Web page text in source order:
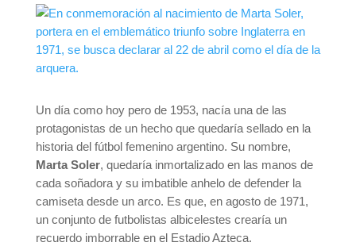
Un día como hoy pero de 1953, nacía una de las
protagonistas de un hecho que quedaría sellado en la
historia del fútbol femenino argentino. Su nombre,
Marta Soler, quedaría inmortalizado en las manos de
cada soñadora y su imbatible anhelo de defender la
camiseta desde un arco. Es que, en agosto de 1971,
un conjunto de futbolistas albicelestes crearía un
recuerdo imborrable en el Estadio Azteca.